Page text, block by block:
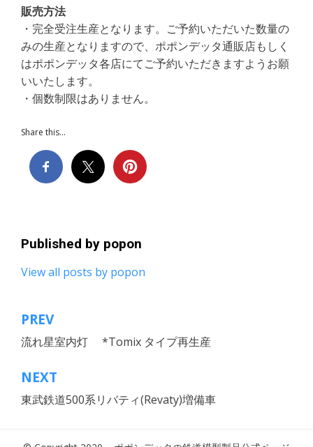
販売方法
・完全受注生産となります。ご予約いただいた数量の
みの生産となりますので、ポポンデッタ通販店もしく
はポポンデッタ各店にてご予約いただきますようお願
いいたします。
・個数制限はありません。
Share this...
Published by popon
View all posts by popon
投
稿
ナ
ビ
ー
PREV
流れ星室内灯 *Tomix タイプ再生産
NEXT
東武鉄道500系リバティ(Revaty)増備車